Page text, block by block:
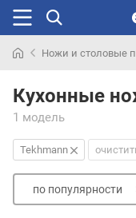
раньше
Ножи и столовые
Кухонные
1 модель
Tekhmann
по популярности